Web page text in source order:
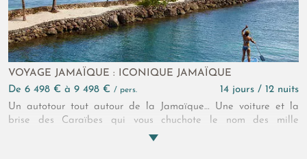
VOYAGE JAMAÏQUE : ICONIQUE JAMAÏQUE
de 6 498 € à 9 498 € / pers.
14 jours / 12 nuits
Un autotour tout autour de la Jamaïque… Une voiture et la
brise des Caraïbes qui vous chuchote le nom des mille
légendes de l’île… Nature, musique, sport, y’a-t-il un domaine